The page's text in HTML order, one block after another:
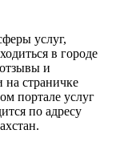
услуг,
в городе
и
на страничке
портале услуг
по адресу